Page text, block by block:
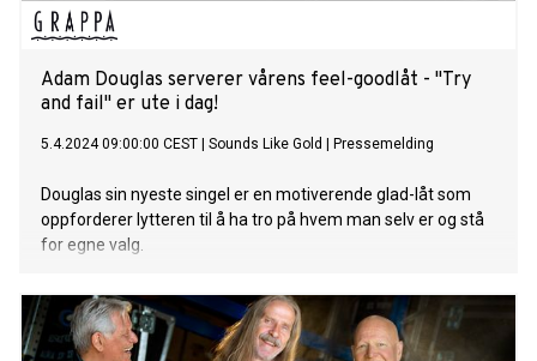
Adam Douglas serverer vårens feel-goodlåt - "Try
and fail" er ute i dag!
5.4.2024 09:00:00 CEST Sounds Like Gold Pressemelding
Douglas sin nyeste singel er en motiverende glad-låt som
oppforderer lytteren til å ha tro på hvem man selv er og stå
for egne valg.